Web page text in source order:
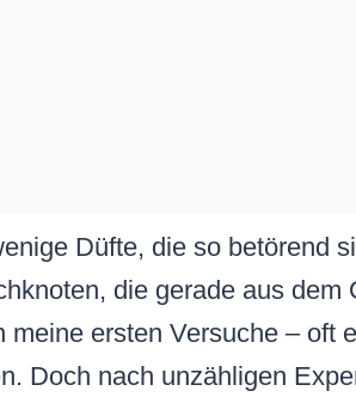
Düfte, die so betörend
die gerade aus
meine ersten Versuche – oft
Doch nach unzähligen